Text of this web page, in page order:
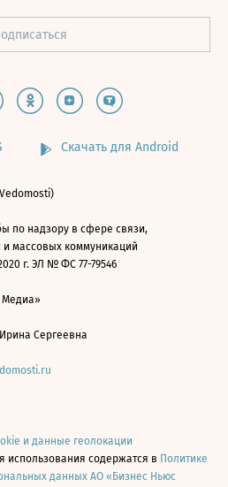
Скачать для Android
по надзору в сфере связи,
массовых коммуникаций
г. ЭЛ № ФС 77-79546
Медиа»
Сергеевна
и данные геолокации
использования содержатся в Политике
данных АО «Бизнес Ньюс